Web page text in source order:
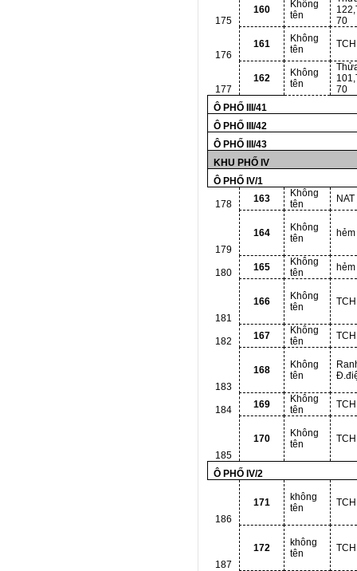
175
160
Không
tên
70
176
161
Không
tên
177
162
Không
tên
70
Ô PHỐ III/41
Ô PHỐ III/42
Ô PHỐ III/43
KHU PHỐ IV
Ô PHỐ IV/1
178 163
Không
tên
NAT
179
164
Không
tên
180 165
Không
tên
181
166
Không
tên
182 167
Không
tên
183
168
Không
tên
184 169
Không
tên
185
170
Không
tên
Ô PHỐ IV/2
186
171
không
tên
187
172
không
tên